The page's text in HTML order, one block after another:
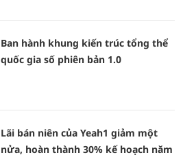
Ban hành khung kiến trúc tổng thể
quốc gia số phiên bản 1.0
Lãi bán niên của Yeah1 giảm một
nửa, hoàn thành 30% kế hoạch năm